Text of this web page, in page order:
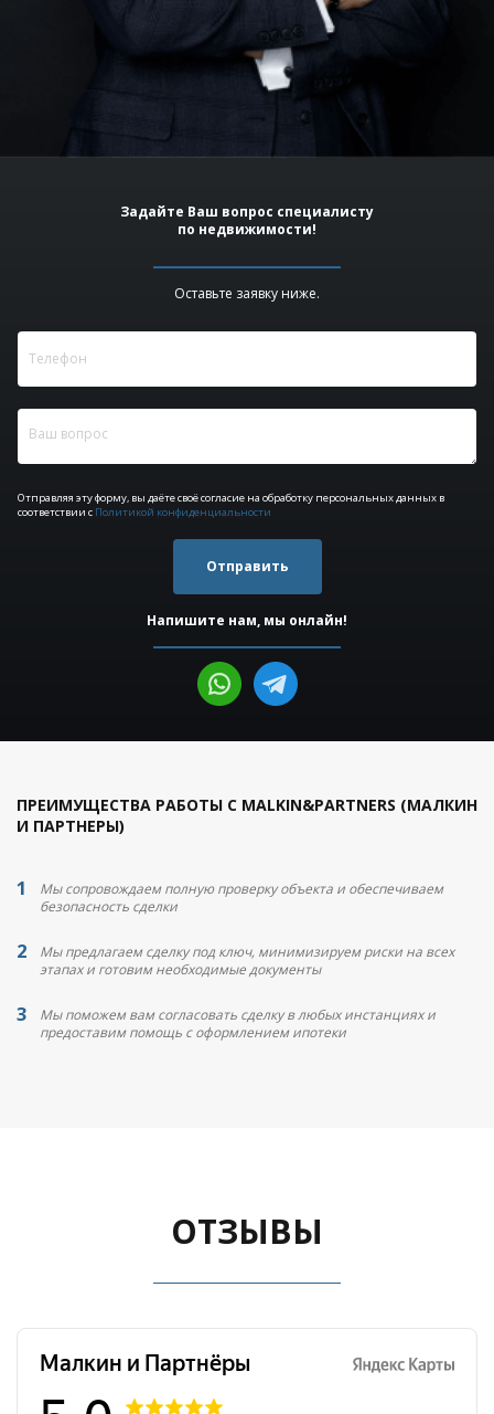
Задайте Ваш вопрос специалисту
по недвижимости!
Оставьте заявку ниже.
Отправляя эту форму, вы даёте своё согласие на обработку персональных данных в
соответствии с Политикой конфиденциальности
Отправить
Напишите нам, мы онлайн!
ПРЕИМУЩЕСТВА РАБОТЫ С MALKIN&PARTNERS (МАЛКИН
И ПАРТНЕРЫ)
Мы сопровождаем полную проверку объекта и обеспечиваем
безопасность сделки
Мы предлагаем сделку под ключ, минимизируем риски на всех
этапах и готовим необходимые документы
Мы поможем вам согласовать сделку в любых инстанциях и
предоставим помощь с оформлением ипотеки
ОТЗЫВЫ